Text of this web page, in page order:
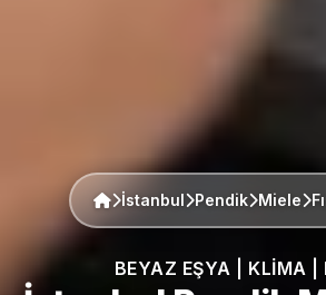
İstanbul Pendik Miele
BEYAZ EŞYA | KLIMA |